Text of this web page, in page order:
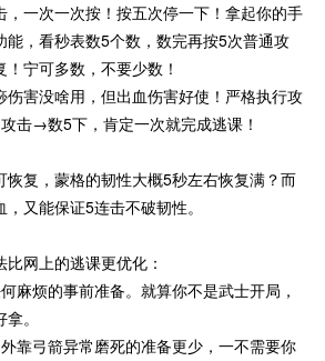
，一次一次按！按五次停一下！拿起你的手
能，看秒表数5个数，数完再按5次普通攻
宁可多数，不要少数！
伤害没啥用，但出血伤害好使！严格执行攻
击→数5下，肯定一次就完成逃课！
恢复，蒙格的韧性大概5秒左右恢复满？而
又能保证5连击不破韧性。
网上的逃课更优化：
麻烦的事前准备。就算你不是武士开局，
。
靠弓箭异常磨死的准备更少，一不需要你